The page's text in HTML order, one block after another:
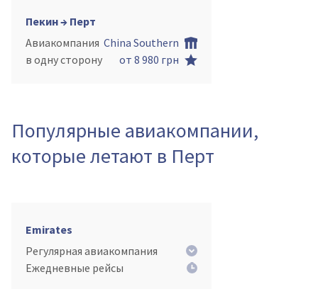
Пекин → Перт
Авиакомпания China Southern
в одну сторону
от 8 980 грн
Популярные авиакомпании,
которые летают в Перт
Emirates
Регулярная авиакомпания
Ежедневные рейсы